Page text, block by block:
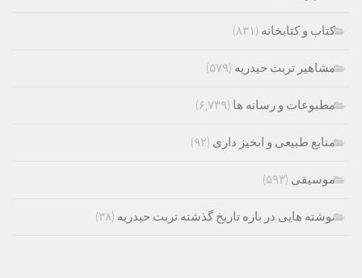
کتاب و کتابخانه (۸۳۱)
مشاهیر تربت حیدریه (۵۷۹)
مطبوعات و رسانه ها (۶,۷۳۹)
منابع طبیعی و ابخیز داری (۹۲)
موسیقی (۵۹۳)
نوشته هایی در باره تاریخ گذشته تربت حیدریه (۳۸)